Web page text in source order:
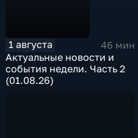
1 августа
46 мин
Актуальные новости и
события недели. Часть 2
(01.08.26)